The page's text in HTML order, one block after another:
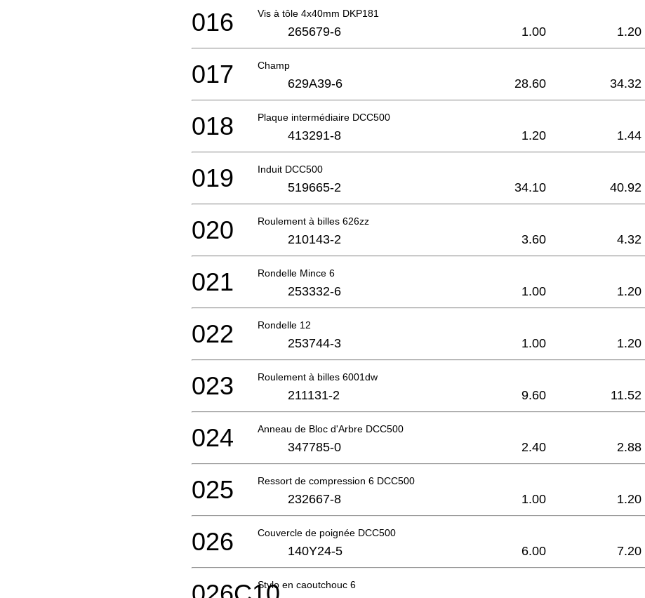
Vis à tôle 4x40mm DKP181
016 265679-6 1.00 1.20
Champ
017 629A39-6 28.60 34.32
Plaque intermédiaire DCC500
018 413291-8 1.20 1.44
Induit DCC500
019 519665-2 34.10 40.92
Roulement à billes 626zz
020 210143-2 3.60 4.32
Rondelle Mince 6
021 253332-6 1.00 1.20
Rondelle 12
022 253744-3 1.00 1.20
Roulement à billes 6001dw
023 211131-2 9.60 11.52
Anneau de Bloc d'Arbre DCC500
024 347785-0 2.40 2.88
Ressort de compression 6 DCC500
025 232667-8 1.00 1.20
Couvercle de poignée DCC500
026 140Y24-5 6.00 7.20
Stylo en caoutchouc 6